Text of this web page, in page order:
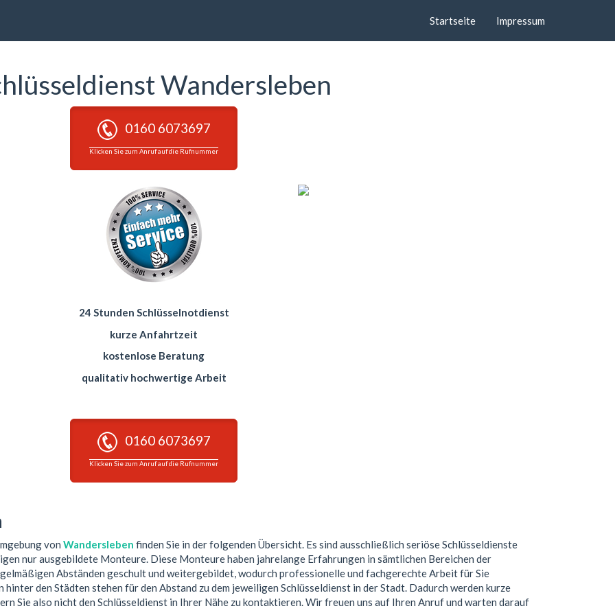
Startseite Impressum
Wandersleben
0160 6073697
Klicken Sie zum Anruf auf die Rufnummer
24 Stunden Schlüsselnotdienst
kurze Anfahrtzeit
kostenlose Beratung
qualitativ hochwertige Arbeit
0160 6073697
Klicken Sie zum Anruf auf die Rufnummer
von Wandersleben finden Sie in der folgenden Übersicht. Es sind ausschließlich seriöse Schlüsseldienste
nur ausgebildete Monteure. Diese Monteure haben jahrelange Erfahrungen in sämtlichen Bereichen der
Abständen geschult und weitergebildet, wodurch professionelle und fachgerechte Arbeit für Sie
den Städten stehen für den Abstand zu dem jeweiligen Schlüsseldienst in der Stadt. Dadurch werden kurze
Sie also nicht den Schlüsseldienst in Ihrer Nähe zu kontaktieren. Wir freuen uns auf Ihren Anruf und warten darauf